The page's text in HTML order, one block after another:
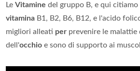
Le Vitamine del gruppo B, e qui
vitamina B1, B2, B6, B12, e l'acido
migliori alleati per prevenire le malattie
dell'occhio e sono di supporto ai